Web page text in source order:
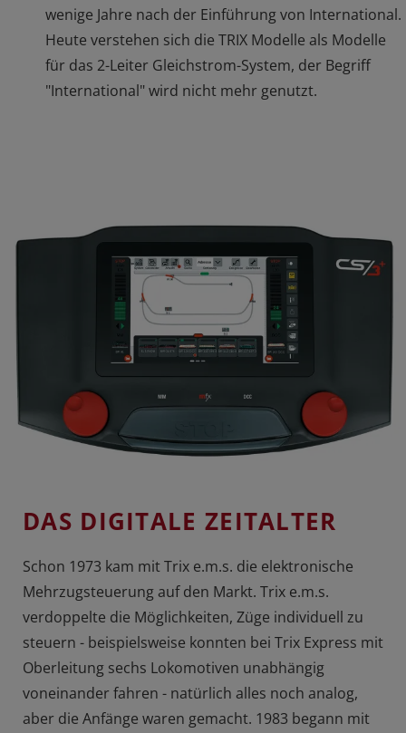
wenige Jahre nach der Einführung von International.
Heute verstehen sich die TRIX Modelle als Modelle
für das 2-Leiter Gleichstrom-System, der Begriff
"International" wird nicht mehr genutzt.
DAS DIGITALE ZEITALTER
Schon 1973 kam mit Trix e.m.s. die elektronische
Mehrzugsteuerung auf den Markt. Trix e.m.s.
verdoppelte die Möglichkeiten, Züge individuell zu
steuern - beispielsweise konnten bei Trix Express mit
Oberleitung sechs Lokomotiven unabhängig
voneinander fahren - natürlich alles noch analog,
aber die Anfänge waren gemacht. 1983 begann mit